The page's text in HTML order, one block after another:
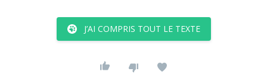
J’AI COMPRIS TOUT LE TEXTE